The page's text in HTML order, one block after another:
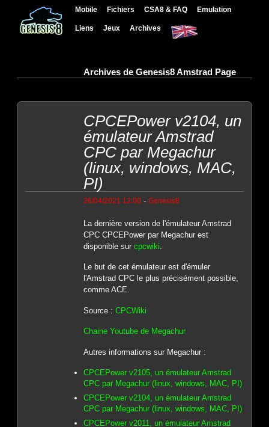
Mobile Fichiers CSA8 & FAQ Emulation
Liens Jeux Archives
Archives de Genesis8 Amstrad Page
CPCEPower v2104, un
émulateur Amstrad
CPC par Megachur
(linux, windows, MAC,
PI)
26/04/2021 12:00- Genesis8
La dernière version de l'émulateur Amstrad
CPC CPCEPower par Megachur est
disponible sur cpcwiki
Le but de cet émulateur est d'émuler
l'Amstrad CPC le plus précisément possible,
comme ACE.
Source : CPCWiki
Chaine Youtube de Megachur
Autres informations sur Megachur :
CPCEPower v2105, un émulateur Amstrad
CPC par Megachur (linux, windows, MAC, PI)
CPCEPower v2104, un émulateur Amstrad
CPC par Megachur (linux, windows, MAC, PI)
CPCEPower v2011, un émulateur Amstrad